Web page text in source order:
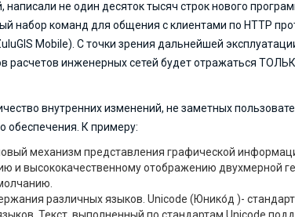
написали не один десяток тысяч строк нового
набор команд для общения с клиентами по HTTP
Mobile). С точки зрения дальнейшей
расчетов инженерных сетей будет отражаться
внутренних изменений, не заметных
обеспечения. К примеру:
механизм представления графической
и высококачественному отображению двухмерной
различных языков. Unicode (Юнико́д )-